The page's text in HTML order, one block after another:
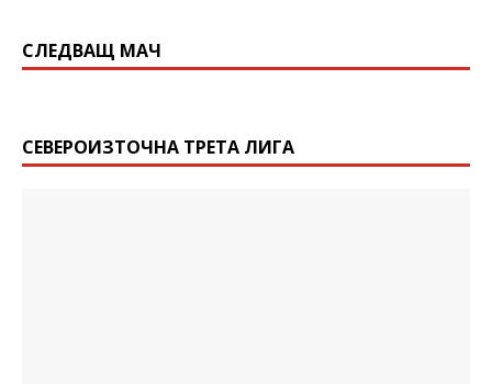
СЛЕДВАЩ МАЧ
СЕВЕРОИЗТОЧНА ТРЕТА ЛИГА